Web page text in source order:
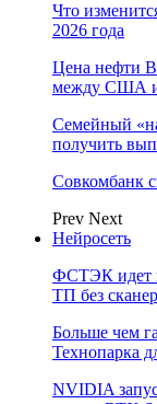
Что
2026 года
Цена нефти
между США
Семейный
получить
Совкомбанк
Prev Next
Нейросеть
ФСТЭК идет
ТП без
Больше чем
Технопарка
NVIDIA